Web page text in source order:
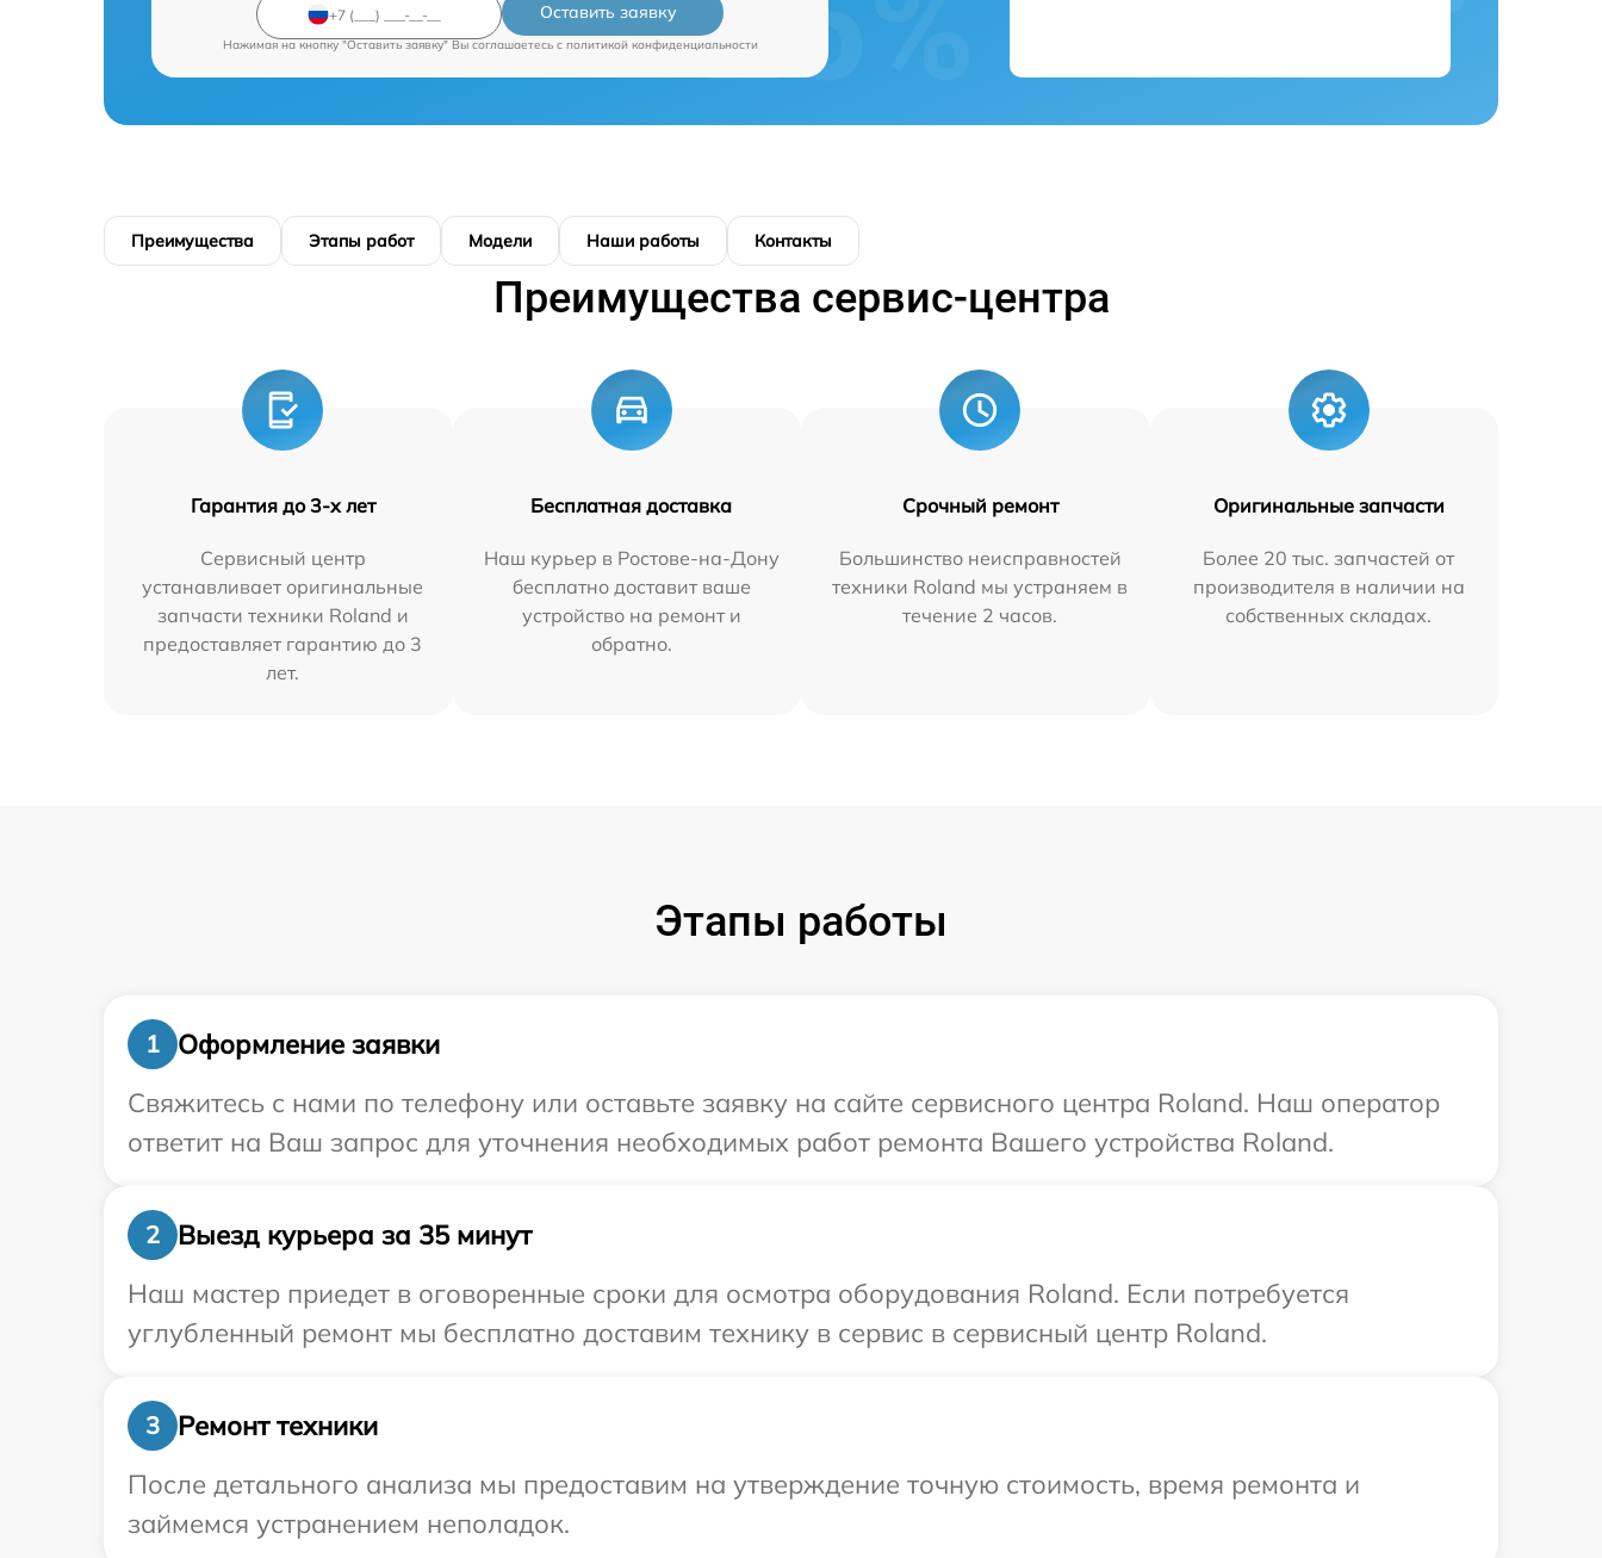
Оставить заявку
Нажимая на кнопку "Оставить заявку" Вы соглашаетесь c политикой конфиденциальности
Преимущества Этапы работ Модели Наши работы Контакты
Преимущества сервис-центра
Гарантия до 3-х лет
Сервисный центр
устанавливает оригинальные
запчасти техники Roland и
предоставляет гарантию до 3
лет.
Бесплатная доставка
Наш курьер в Ростове-на-Дону
бесплатно доставит ваше
устройство на ремонт и
обратно.
Срочный ремонт
Большинство неисправностей
техники Roland мы устраняем в
течение 2 часов.
Оригинальные запчасти
Более 20 тыс. запчастей от
производителя в наличии на
собственных складах.
Этапы работы
1
Оформление заявки
Свяжитесь с нами по телефону или оставьте заявку на сайте сервисного центра Roland. Наш оператор
ответит на Ваш запрос для уточнения необходимых работ ремонта Вашего устройства Roland.
2
Выезд курьера за 35 минут
Наш мастер приедет в оговоренные сроки для осмотра оборудования Roland. Если потребуется
углубленный ремонт мы бесплатно доставим технику в сервис в сервисный центр Roland.
3
Ремонт техники
После детального анализа мы предоставим на утверждение точную стоимость, время ремонта и
займемся устранением неполадок.